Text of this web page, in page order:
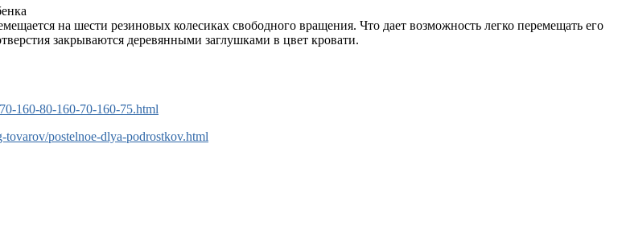
на шести резиновых колесиках свободного вращения. Что дает возможность легко перемещать его
закрываются деревянными заглушками в цвет кровати.
160-80-160-70-160-75.html
tovarov/postelnoe-dlya-podrostkov.html